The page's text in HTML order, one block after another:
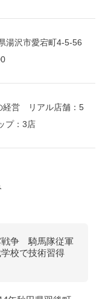
沢市愛宕町4-5-56
経営 リアル店舗：5
：3店
争 騎馬隊従軍
校で技術習得